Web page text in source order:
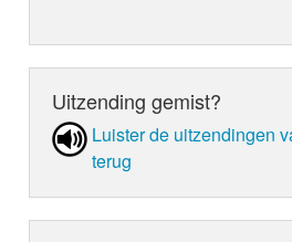
Uitzending gemist?
Luister de uit­zen­din­gen
terug